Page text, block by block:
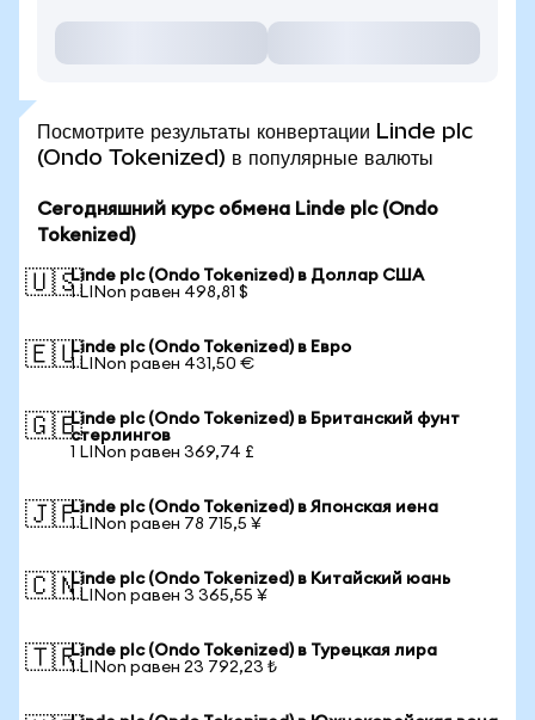
Посмотрите результаты конвертации Linde plc
(Ondo Tokenized) в популярные валюты
Сегодняшний курс обмена Linde plc (Ondo
Tokenized)
🇺🇸Linde plc (Ondo Tokenized) в Доллар США
1 LINon равен 498,81 $
🇪🇺Linde plc (Ondo Tokenized) в Евро
1 LINon равен 431,50 €
🇬🇧Linde plc (Ondo Tokenized) в Британский фунт
стерлингов
1 LINon равен 369,74 £
🇯🇵Linde plc (Ondo Tokenized) в Японская иена
1 LINon равен 78 715,5 ¥
🇨🇳Linde plc (Ondo Tokenized) в Китайский юань
1 LINon равен 3 365,55 ¥
🇹🇷Linde plc (Ondo Tokenized) в Турецкая лира
1 LINon равен 23 792,23 ₺